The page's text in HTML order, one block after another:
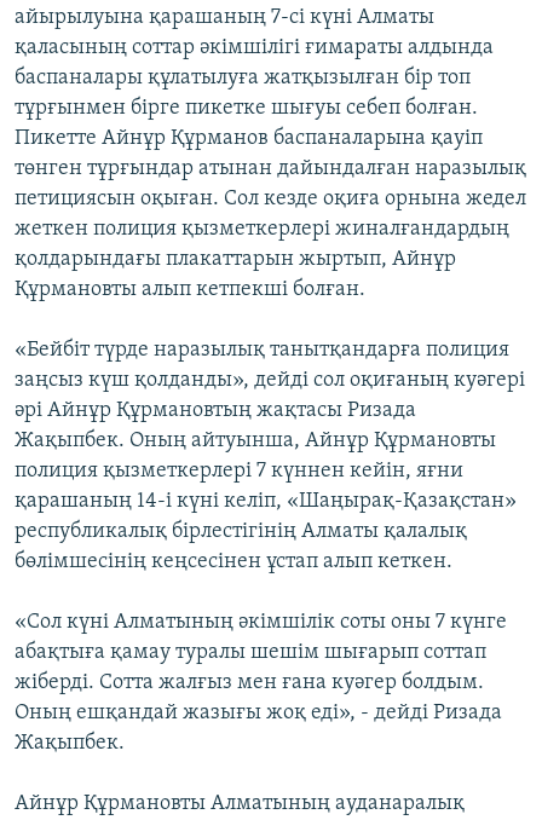
айырылуына қарашаның 7-сі күні Алматы
қаласының соттар әкімшілігі ғимараты алдында
баспаналары құлатылуға жатқызылған бір топ
тұрғынмен бірге пикетке шығуы себеп болған.
Пикетте Айнұр Құрманов баспаналарына қауіп
төнген тұрғындар атынан дайындалған наразылық
петициясын оқыған. Сол кезде оқиға орнына жедел
жеткен полиция қызметкерлері жиналғандардың
қолдарындағы плакаттарын жыртып, Айнұр
Құрмановты алып кетпекші болған.
«Бейбіт түрде наразылық танытқандарға полиция
заңсыз күш қолданды», дейді сол оқиғаның куәгері
әрі Айнұр Құрмановтың жақтасы Ризада
Жақыпбек. Оның айтуынша, Айнұр Құрмановты
полиция қызметкерлері 7 күннен кейін, яғни
қарашаның 14-і күні келіп, «Шаңырақ-Қазақстан»
республикалық бірлестігінің Алматы қалалық
бөлімшесінің кеңсесінен ұстап алып кеткен.
«Сол күні Алматының әкімшілік соты оны 7 күнге
абақтыға қамау туралы шешім шығарып соттап
жіберді. Сотта жалғыз мен ғана куәгер болдым.
Оның ешқандай жазығы жоқ еді», - дейді Ризада
Жақыпбек.
Айнұр Құрмановты Алматының ауданаралық